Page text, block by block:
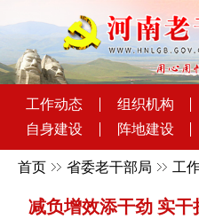
工作动态 组织机构
自身建设
阵地建设
首页 省委老干部局 工
减负增效添干劲 实